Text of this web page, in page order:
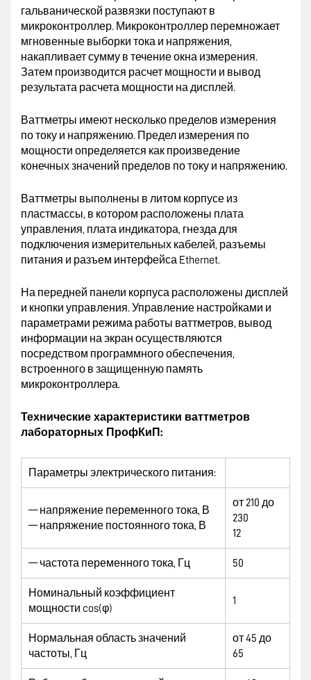
гальванической развязки поступают в
микроконтроллер. Микроконтроллер перемножает
мгновенные выборки тока и напряжения,
накапливает сумму в течение окна измерения.
Затем производится расчет мощности и вывод
результата расчета мощности на дисплей.
Ваттметры имеют несколько пределов измерения
по току и напряжению. Предел измерения по
мощности определяется как произведение
конечных значений пределов по току и напряжению.
Ваттметры выполнены в литом корпусе из
пластмассы, в котором расположены плата
управления, плата индикатора, гнезда для
подключения измерительных кабелей, разъемы
питания и разъем интерфейса Ethernet.
На передней панели корпуса расположены дисплей
и кнопки управления. Управление настройками и
параметрами режима работы ваттметров, вывод
информации на экран осуществляются
посредством программного обеспечения,
встроенного в защищенную память
микроконтроллера.
Технические характеристики ваттметров
лабораторных ПрофКиП:
Параметры электрического питания:
— напряжение переменного тока, В
— напряжение постоянного тока, В
от 210 до
230
12
— частота переменного тока, Гц 50
Номинальный коэффициент
мощности cos(φ)
1
Нормальная область значений
частоты, Гц
от 45 до
65